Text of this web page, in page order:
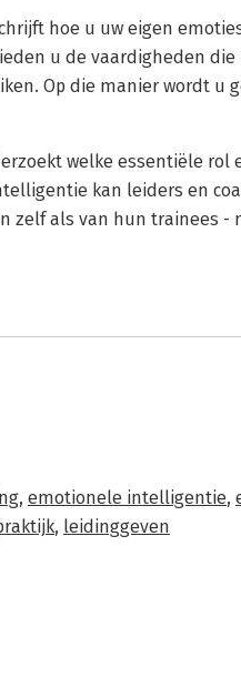
hoe u uw eigen
u de vaardigheden
Op die manier wordt u
welke essentiële rol
kan leiders en
zelf als van hun trainees -
, emotionele intelligentie,
, leidinggeven